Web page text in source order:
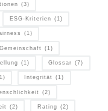
(3)
ESG-Kriterien (1)
(1)
Gemeinschaft (1)
(1) Glossar (7)
Integrität (1)
(2)
(2) Rating (2)